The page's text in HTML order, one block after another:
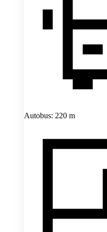
Autobus: 220 m